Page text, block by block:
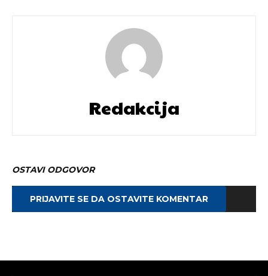
Redakcija
OSTAVI ODGOVOR
PRIJAVITE SE DA OSTAVITE KOMENTAR